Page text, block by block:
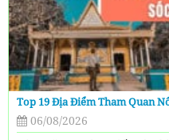
Top 19 Địa Điểm Tham Quan
06/08/2026